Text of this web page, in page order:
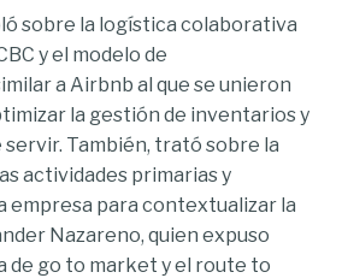
sobre la logística colaborativa
y el modelo de
a Airbnb al que se unieron
la gestión de inventarios y
También, trató sobre la
actividades primarias y
empresa para contextualizar la
Nazareno, quien expuso
de go to market y el route to